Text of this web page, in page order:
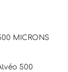
MICRONS
500